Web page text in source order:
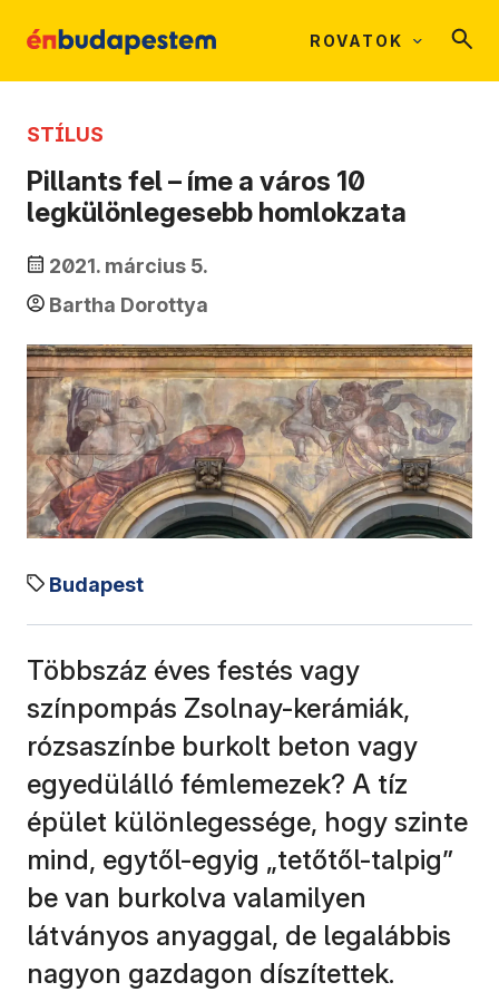
ROVATOK
STÍLUS
Pillants fel – íme a város 10
legkülönlegesebb homlokzata
2021. március 5.
Bartha Dorottya
Budapest
Többszáz éves festés vagy
színpompás Zsolnay-kerámiák,
rózsaszínbe burkolt beton vagy
egyedülálló fémlemezek? A tíz
épület különlegessége, hogy szinte
mind, egytől-egyig „tetőtől-talpig”
be van burkolva valamilyen
látványos anyaggal, de legalábbis
nagyon gazdagon díszítettek.